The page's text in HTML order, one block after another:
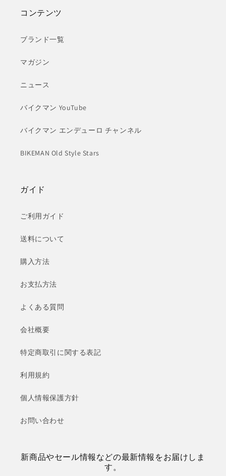
コンテンツ
ブランド一覧
マガジン
ニュース
バイクマン YouTube
バイクマン エンデューロ チャンネル
BIKEMAN Old Style Stars
ガイド
ご利用ガイド
送料について
購入方法
お支払方法
よくある質問
会社概要
特定商取引に関する表記
利用規約
個人情報保護方針
お問い合わせ
新商品やセール情報などの最新情報をお届けしま
す。